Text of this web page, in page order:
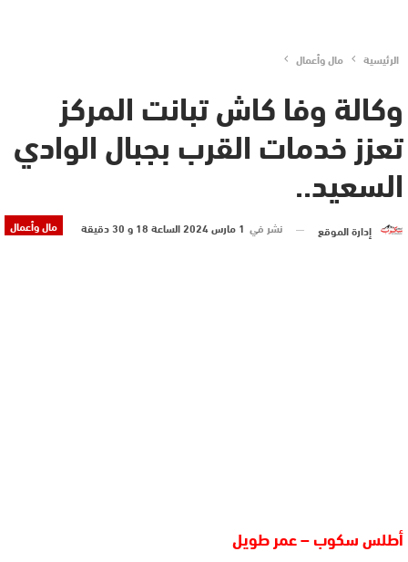
الرئيسية مال وأعمال
وكالة وفا كاش تبانت المركز
تعزز خدمات القرب بجبال الوادي
السعيد..
مال وأعمال إدارة الموقع نشر في 1 مارس 2024 الساعة 18 و 30 دقيقة
أطلس سكوب – عمر طويل